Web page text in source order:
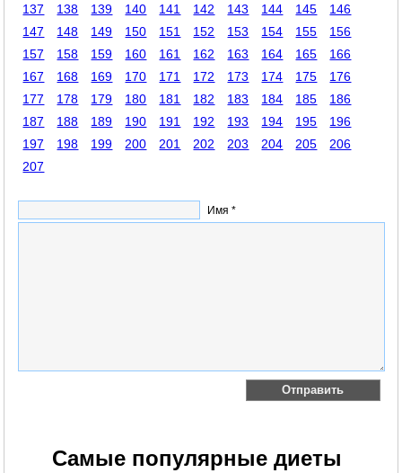
137
138 139 140 141 142 143 144 145
146
147
148 149 150 151 152 153 154 155
156
157
158 159 160 161 162 163 164 165
166
167
168 169 170 171 172 173 174 175
176
177
178 179 180 181 182 183 184 185
186
187
188 189 190 191 192 193 194 195
196
197
198 199 200 201 202 203 204 205
206
207
Имя *
Самые популярные диеты